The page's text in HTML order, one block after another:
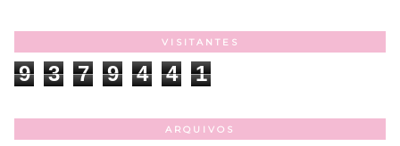
VISITANTES
9 3 7 9 4 4 1
ARQUIVOS